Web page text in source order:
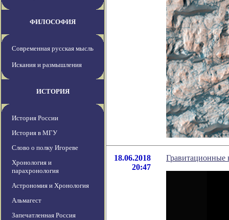
ФИЛОСОФИЯ
Современная русская мысль
Искания и размышления
ИСТОРИЯ
История России
История в МГУ
Слово о полку Игореве
Хронология и
парахронология
Астрономия и Хронология
Альмагест
Запечатленная Россия
18.06.2018
20:47
Гравитационные